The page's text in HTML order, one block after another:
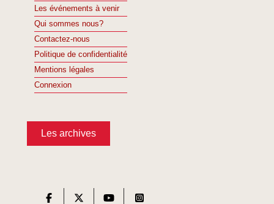
Les événements à venir
Qui sommes nous?
Contactez-nous
Politique de confidentialité
Mentions légales
Connexion
Les archives